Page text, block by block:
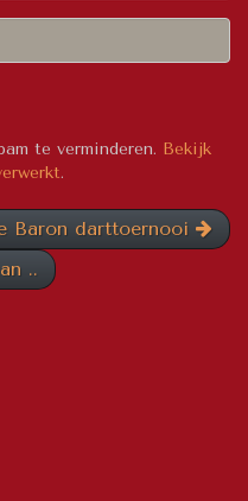
te verminderen. Bekijk
.
Baron darttoernooi
..